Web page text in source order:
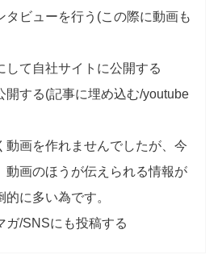
タビューを行う(この際に動画も
して自社サイトに公開する
開する(記事に埋め込む/youtube
画を作れませんでしたが、今
動画のほうが伝えられる情報が
に多い為です。
ガ/SNSにも投稿する